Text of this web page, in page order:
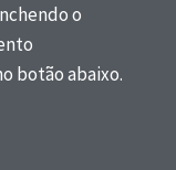
o
botão abaixo.